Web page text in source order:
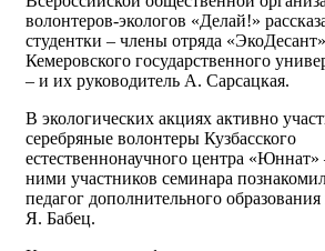
волонтеров-экологов «Делай!»
студентки – члены отряда «ЭкоДесант»
Кемеровского государственного
– и их руководитель А. Сарсацкая.
В экологических акциях активно
серебряные волонтеры Кузбасского
естественнонаучного центра «Юннат»
ними участников семинара
педагог дополнительного образования
Я. Бабец.